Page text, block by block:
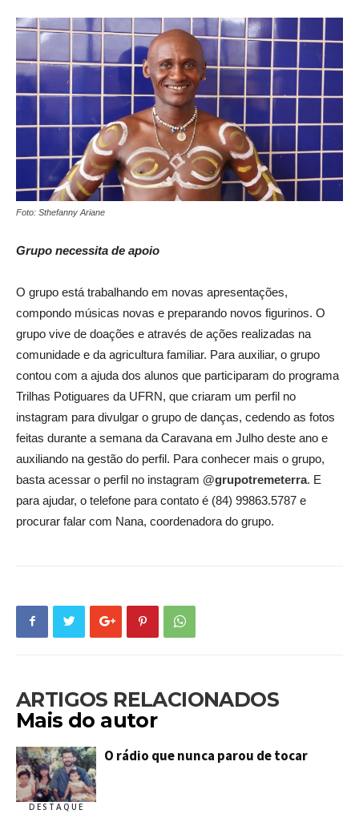
Foto: Sthefanny Ariane
Grupo necessita de apoio
O grupo está trabalhando em novas apresentações,
compondo músicas novas e preparando novos figurinos. O
grupo vive de doações e através de ações realizadas na
comunidade e da agricultura familiar. Para auxiliar, o grupo
contou com a ajuda dos alunos que participaram do programa
Trilhas Potiguares da UFRN, que criaram um perfil no
instagram para divulgar o grupo de danças, cedendo as fotos
feitas durante a semana da Caravana em Julho deste ano e
auxiliando na gestão do perfil. Para conhecer mais o grupo,
basta acessar o perfil no instagram @grupotremeterra. E
para ajudar, o telefone para contato é (84) 99863.5787 e
procurar falar com Nana, coordenadora do grupo.
ARTIGOS RELACIONADOS
Mais do autor
DESTAQUE
O rádio que nunca parou de tocar